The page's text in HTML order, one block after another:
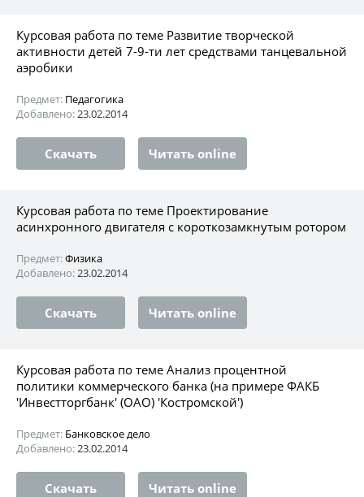
Курсовая работа по теме Развитие творческой
активности детей 7-9-ти лет средствами танцевальной
аэробики
Предмет: Педагогика
Добавлено:23.02.2014
Скачать Читать online
Курсовая работа по теме Проектирование
асинхронного двигателя с короткозамкнутым ротором
Предмет:Физика
Добавлено:23.02.2014
Скачать Читать online
Курсовая работа по теме Анализ процентной
политики коммерческого банка (на примере ФАКБ
'Инвестторгбанк' (ОАО) 'Костромской')
Предмет: Банковское дело
Добавлено:23.02.2014
Скачать Читать online